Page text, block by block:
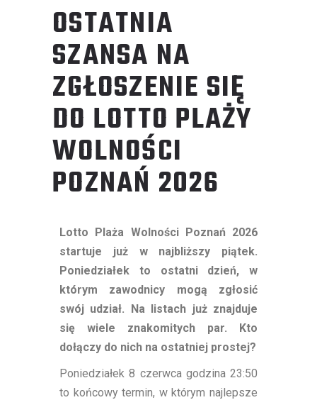
OSTATNIA
SZANSA NA
ZGŁOSZENIE SIĘ
DO LOTTO PLAŻY
WOLNOŚCI
POZNAŃ 2026
Lotto Plaża Wolności Poznań 2026
startuje już w najbliższy piątek.
Poniedziałek to ostatni dzień, w
którym zawodnicy mogą zgłosić
swój udział. Na listach już znajduje
się wiele znakomitych par. Kto
dołączy do nich na ostatniej prostej?
Poniedziałek 8 czerwca godzina 23:50
to końcowy termin, w którym najlepsze